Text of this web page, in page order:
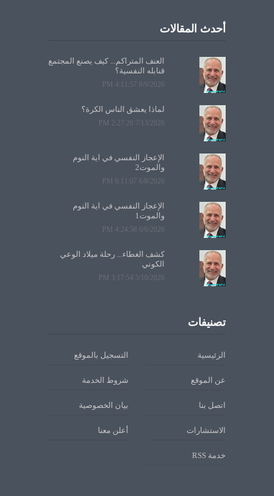
أحدث المقالات
العنف المتراكم... كيف يصنع المجتمع
قنابله النفسية؟
8/9/2026 4:11:57 PM
لماذا يعشق الناس الكرة؟
7/13/2026 2:27:26 PM
الإعجاز النفسي في آية النوم
والموت2
6/8/2026 6:11:07 PM
الإعجاز النفسي في آية النوم
والموت1
6/6/2026 4:24:58 PM
كشف الغطاء... رحلة ميلاد الوعي
الكوني
5/10/2026 3:17:54 PM
تصنيفات
الرئيسية التسجيل بالموقع
عن الموقع شروط الخدمة
اتصل بنا بيان الخصوصية
الاستشارات أعلن معنا
خدمة RSS